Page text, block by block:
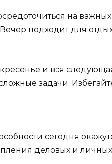
на
подходит для
и вся
задачи.
сегодня
деловых и